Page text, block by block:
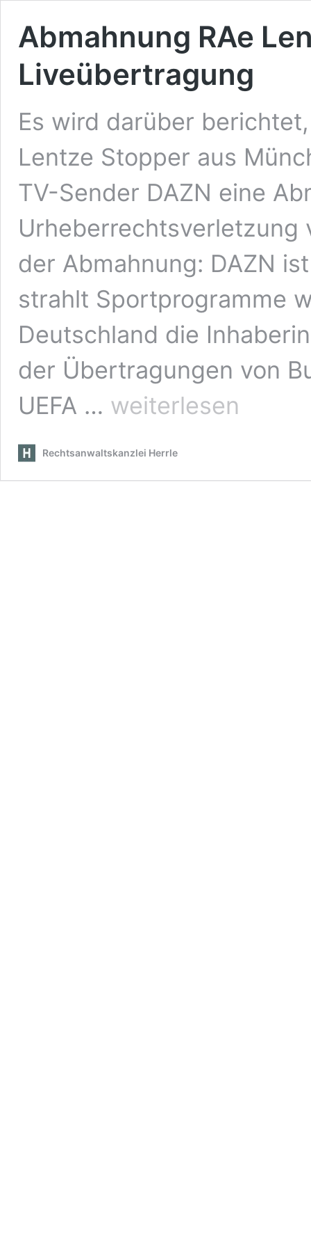
Abmahnung RAe
Liveübertragung
Es wird darüber
Lentze Stopper aus
TV-Sender DAZN eine
Urheberrechtsverletzung
der Abmahnung: DAZN
strahlt Sportprogramme
Deutschland die
der Übertragungen von
UEFA …
Abmahnung
RAe
|
|
weiterlesen
Rechtsanwaltskanzlei Herrle